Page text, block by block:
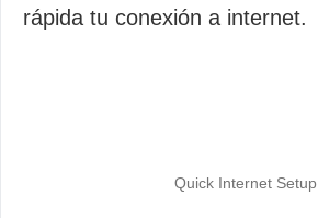
rápida tu conexión a internet.
Quick Internet Setup